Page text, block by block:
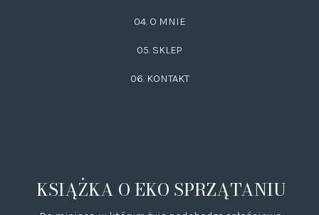
04. O MNIE
05. SKLEP
06. KONTAKT
KSIĄŻKA O EKO SPRZĄTANIU